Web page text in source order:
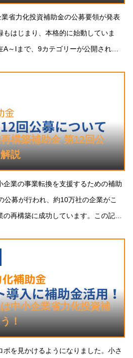
省力化投資補助金の公募要領が発表
はじまり、本格的に始動していま
～Iまで、9カテゴリーが公開されて
の補助対象者
構築補助金 第12回公
説
企業の事業転換を支援するための補助
公募が行われ、約10万社の企業がこ
再構築に成功しています。この記事
補
中小企業省力化投資補
！
を見かけるようになりました。小さ